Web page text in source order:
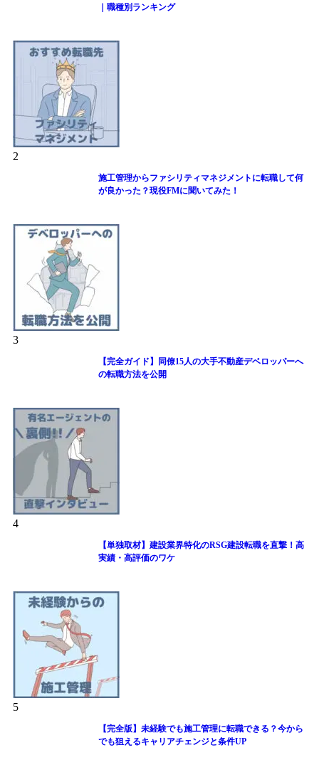
｜職種別ランキング
2
施工管理からファシリティマネジメントに転職して何
が良かった？現役FMに聞いてみた！
3
【完全ガイド】同僚15人の大手不動産デベロッパーへ
の転職方法を公開
4
【単独取材】建設業界特化のRSG建設転職を直撃！高
実績・高評価のワケ
5
【完全版】未経験でも施工管理に転職できる？今から
でも狙えるキャリアチェンジと条件UP